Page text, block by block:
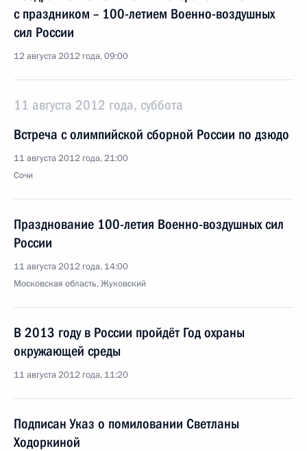
с праздником – 100-летием Военно-воздушных
сил России
12 августа 2012 года, 09:00
11 августа 2012 года, суббота
Встреча с олимпийской сборной России по дзюдо
11 августа 2012 года, 21:00
Сочи
Празднование 100-летия Военно-воздушных сил
России
11 августа 2012 года, 14:00
Московская область, Жуковский
В 2013 году в России пройдёт Год охраны
окружающей среды
11 августа 2012 года, 11:20
Подписан Указ о помиловании Светланы
Ходоркиной